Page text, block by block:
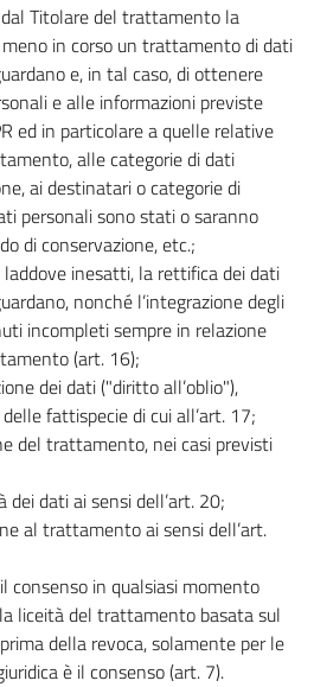
Titolare del trattamento la
in corso un trattamento di dati
e, in tal caso, di ottenere
e alle informazioni previste
ed in particolare a quelle relative
alle categorie di dati
ai destinatari o categorie di
personali sono stati o saranno
di conservazione, etc.;
inesatti, la rettifica dei dati
nonché l’integrazione degli
incompleti sempre in relazione
(art. 16);
dei dati ("diritto all’oblio"),
fattispecie di cui all’art. 17;
del trattamento, nei casi previsti
dati ai sensi dell’art. 20;
al trattamento ai sensi dell’art.
consenso in qualsiasi momento
liceità del trattamento basata sul
della revoca, solamente per le
è il consenso (art. 7).